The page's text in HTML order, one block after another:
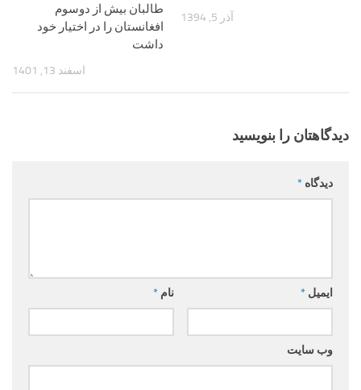
طالبان بیش از دوسوم
افغانستان را در اختیار خود
داشت
اسفند 13, 1401
آذر 5, 1394
دیدگاهتان را بنویسید
دیدگاه *
نام * ایمیل *
وب‌ سایت